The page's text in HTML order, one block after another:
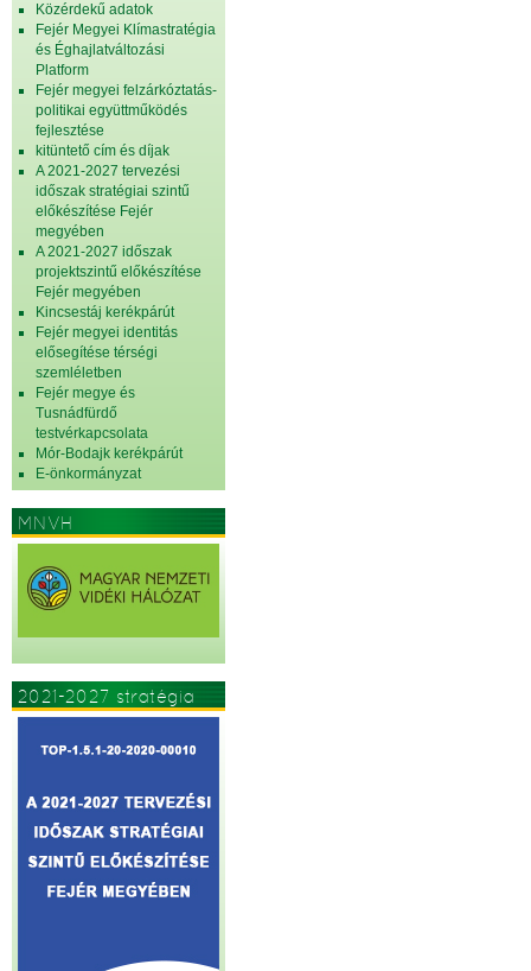
Közérdekű adatok
Fejér Megyei Klímastratégia
és Éghajlatváltozási
Platform
Fejér megyei felzárkóztatás-
politikai együttműködés
fejlesztése
kitüntető cím és díjak
A 2021-2027 tervezési
időszak stratégiai szintű
előkészítése Fejér
megyében
A 2021-2027 időszak
projektszintű előkészítése
Fejér megyében
Kincsestáj kerékpárút
Fejér megyei identitás
elősegítése térségi
szemléletben
Fejér megye és
Tusnádfürdő
testvérkapcsolata
Mór-Bodajk kerékpárút
E-önkormányzat
MNVH
2021-2027 stratégia